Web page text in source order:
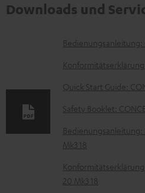
Downloads und
D
o
m
e
n
t
e
Bedienungsanleitung:
Quick Start Guide:
Safety Booklet:
Bedienungsanleitung:
Mk3 18
20 Mk3 18